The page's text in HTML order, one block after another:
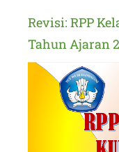
Revisi: RPP
Tahun Ajaran